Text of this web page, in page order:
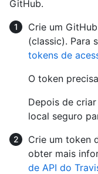
GitHub.
Crie um
(classic). Para
tokens de
O token
Depois de
local seguro
Crie um token
obter mais
de API do